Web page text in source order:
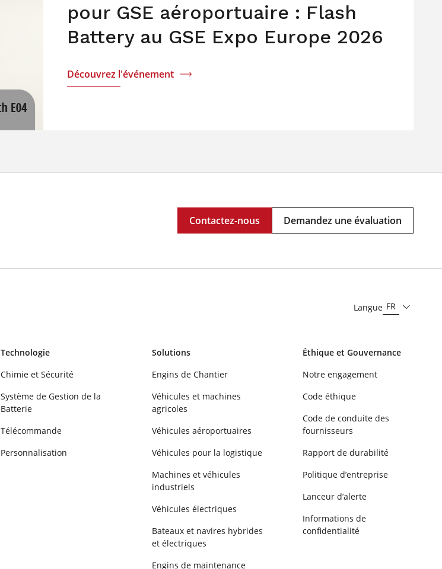
pour GSE aéroportuaire : Flash
Battery au GSE Expo Europe 2026
Découvrez l'événement
Contactez-nous Demandez une évaluation
Langue FR
Technologie
Chimie et Sécurité
Système de Gestion de la
Batterie
Télécommande
Personnalisation
Solutions
Engins de Chantier
Véhicules et machines
agricoles
Véhicules aéroportuaires
Véhicules pour la logistique
Machines et véhicules
industriels
Véhicules électriques
Bateaux et navires hybrides
et électriques
Engins de maintenance
Éthique et Gouvernance
Notre engagement
Code éthique
Code de conduite des
fournisseurs
Rapport de durabilité
Politique d’entreprise
Lanceur d’alerte
Informations de
confidentialité